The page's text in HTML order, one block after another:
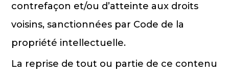
contrefaçon et/ou d’atteinte aux droits
voisins, sanctionnées par Code de la
propriété intellectuelle.
La reprise de tout ou partie de ce contenu